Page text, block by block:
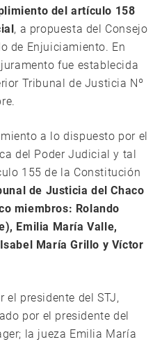
del artículo 158
, a propuesta del Consejo
de Enjuiciamiento. En
fue establecida
Tribunal de Justicia Nº
a lo dispuesto por el
del Poder Judicial y tal
155 de la Constitución
de Justicia del Chaco
miembros: Rolando
Emilia María Valle,
María Grillo y Víctor
el presidente del STJ,
por el presidente del
la jueza Emilia María